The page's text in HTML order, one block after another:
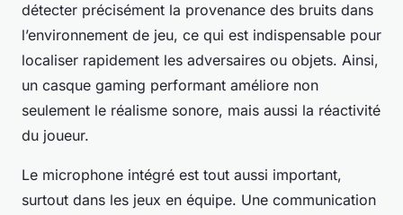
détecter précisément la provenance des bruits dans
l’environnement de jeu, ce qui est indispensable pour
localiser rapidement les adversaires ou objets. Ainsi,
un casque gaming performant améliore non
seulement le réalisme sonore, mais aussi la réactivité
du joueur.
Le microphone intégré est tout aussi important,
surtout dans les jeux en équipe. Une communication